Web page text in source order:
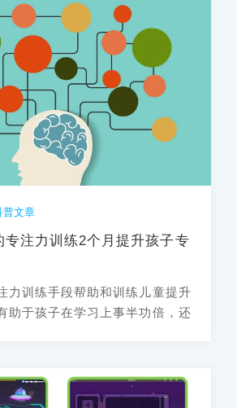
普文章
专注力训练2个月提升孩子专
力训练手段帮助和训练儿童提升
助于孩子在学习上事半功倍，还